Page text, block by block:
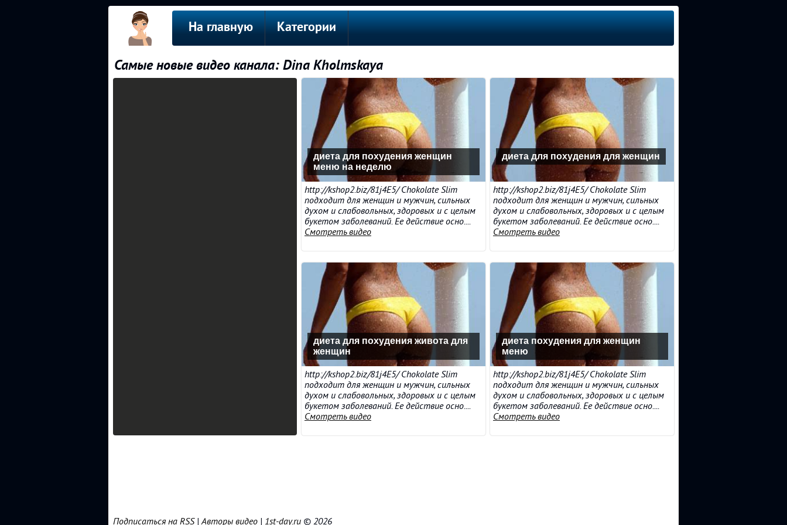
На главную Категории
Самые новые видео канала: Dina Kholmskaya
диета для похудения женщин
меню на неделю
http://kshop2.biz/81j4E5/ Chokolate Slim
подходит для женщин и мужчин, сильных
духом и слабовольных, здоровых и с целым
букетом заболеваний. Ее действие осно....
Смотреть видео
диета для похудения для женщин
http://kshop2.biz/81j4E5/ Chokolate Slim
подходит для женщин и мужчин, сильных
духом и слабовольных, здоровых и с целым
букетом заболеваний. Ее действие осно....
Смотреть видео
диета для похудения живота для
женщин
http://kshop2.biz/81j4E5/ Chokolate Slim
подходит для женщин и мужчин, сильных
духом и слабовольных, здоровых и с целым
букетом заболеваний. Ее действие осно....
Смотреть видео
диета похудения для женщин
меню
http://kshop2.biz/81j4E5/ Chokolate Slim
подходит для женщин и мужчин, сильных
духом и слабовольных, здоровых и с целым
букетом заболеваний. Ее действие осно....
Смотреть видео
Подписаться на RSS|Авторы видео | 1st-day.ru © 2026